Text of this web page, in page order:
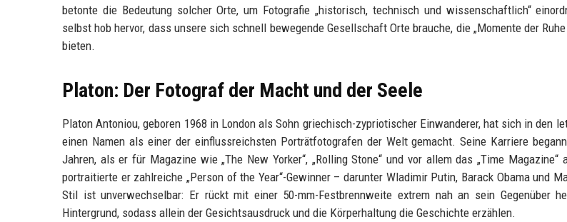
betonte die Bedeutung solcher Orte, um Fotografie „historisch, technisch und wissenschaftlich“
selbst hob hervor, dass unsere sich schnell bewegende Gesellschaft Orte brauche, die „Momente der
bieten.
Platon: Der Fotograf der Macht und der Seele
Platon Antoniou, geboren 1968 in London als Sohn griechisch-zypriotischer Einwanderer, hat sich in den
einen Namen als einer der einflussreichsten Porträtfotografen der Welt gemacht. Seine Karriere
Jahren, als er für Magazine wie „The New Yorker“, „Rolling Stone“ und vor allem das „Time Magazine“
portraitierte er zahlreiche „Person of the Year“-Gewinner – darunter Wladimir Putin, Barack Obama und
Stil ist unverwechselbar: Er rückt mit einer 50-mm-Festbrennweite extrem nah an sein Gegenüber
Hintergrund, sodass allein der Gesichtsausdruck und die Körperhaltung die Geschichte erzählen.